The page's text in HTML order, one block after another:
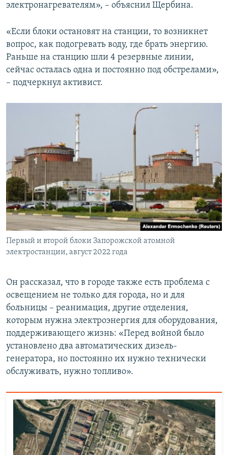
электронагревателям», – объяснил Щербина.
«Если блоки остановят на станции, то возникнет
вопрос, как подогревать воду, где брать энергию.
Раньше на станцию шли 4 резервные линии,
сейчас осталась одна и постоянно под обстрелами»,
– подчеркнул активист.
Первый и второй блоки Запорожской атомной
электростанции, август 2022 года
Он рассказал, что в городе также есть проблема с
освещением не только для города, но и для
больницы – реанимация, другие отделения,
которым нужна электроэнергия для оборудования,
поддерживающего жизнь: «Перед войной было
установлено два автоматических дизель-
генератора, но постоянно их нужно технически
обслуживать, нужно топливо».